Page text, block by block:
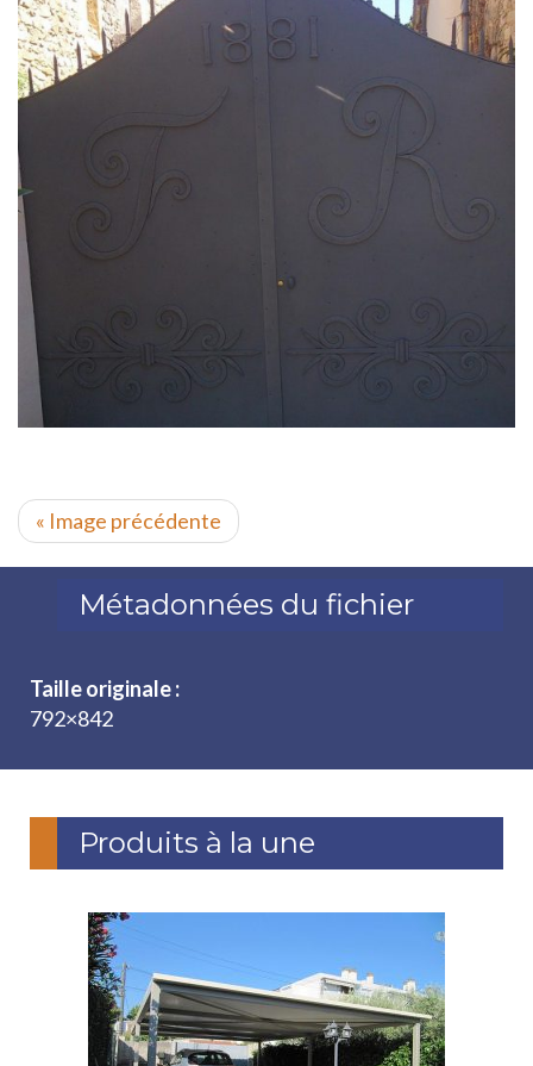
« Image précédente
Métadonnées du fichier
Taille originale :
792×842
Produits à la une